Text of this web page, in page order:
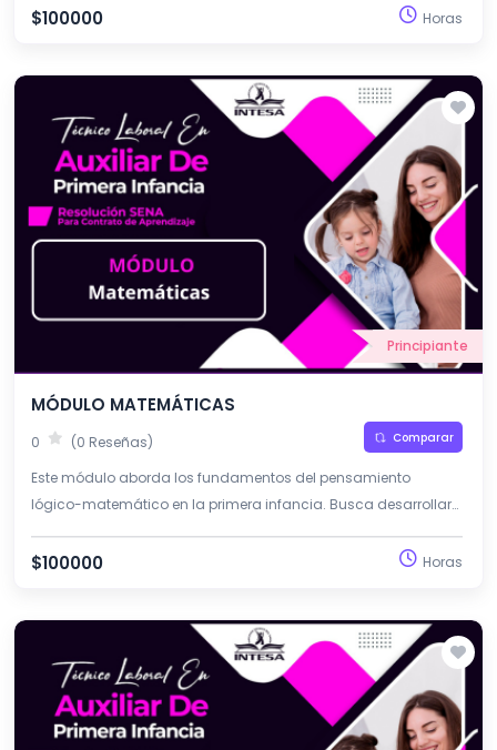
diseño y uso del material didáctico como apoyo al proceso
$100000 Horas
Principiante
MÓDULO MATEMÁTICAS
0 (0 Reseñas) Comparar
Este módulo aborda los fundamentos del pensamiento
lógico-matemático en la primera infancia. Busca desarrollar
resolución de problemas desde experiencias significativas.
$100000 Horas